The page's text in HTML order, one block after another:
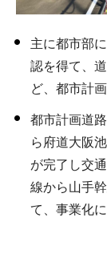
主に都市部
認を得て、
ど、都市計
都市計画道
ら府道大阪
が完了し交
線から山手
て、事業化